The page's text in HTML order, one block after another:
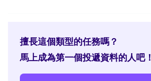
擅長這個類型的任務嗎？
馬上成為第一個投遞資料的人吧！